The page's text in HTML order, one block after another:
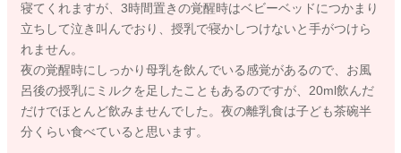
寝てくれますが、3時間置きの覚醒時はベビーベッドにつかまり
立ちして泣き叫んでおり、授乳で寝かしつけないと手がつけら
れません。
夜の覚醒時にしっかり母乳を飲んでいる感覚があるので、お風
呂後の授乳にミルクを足したこともあるのですが、20ml飲んだ
だけでほとんど飲みませんでした。夜の離乳食は子ども茶碗半
分くらい食べていると思います。